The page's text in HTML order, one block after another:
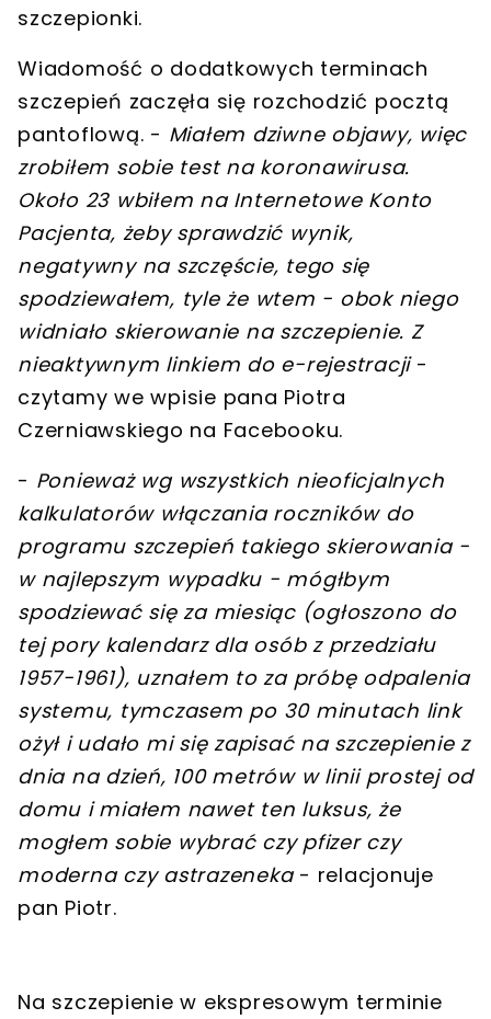
szczepionki.
Wiadomość o dodatkowych terminach
szczepień zaczęła się rozchodzić pocztą
pantoflową. - Miałem dziwne objawy, więc
zrobiłem sobie test na koronawirusa.
Około 23 wbiłem na Internetowe Konto
Pacjenta, żeby sprawdzić wynik,
negatywny na szczęście, tego się
spodziewałem, tyle że wtem - obok niego
widniało skierowanie na szczepienie. Z
nieaktywnym linkiem do e-rejestracji-
czytamy we wpisie pana Piotra
Czerniawskiego na Facebooku.
- Ponieważ wg wszystkich nieoficjalnych
kalkulatorów włączania roczników do
programu szczepień takiego skierowania -
w najlepszym wypadku - mógłbym
spodziewać się za miesiąc (ogłoszono do
tej pory kalendarz dla osób z przedziału
1957-1961), uznałem to za próbę odpalenia
systemu, tymczasem po 30 minutach link
ożył i udało mi się zapisać na szczepienie z
dnia na dzień, 100 metrów w linii prostej od
domu i miałem nawet ten luksus, że
mogłem sobie wybrać czy pfizer czy
moderna czy astrazeneka- relacjonuje
pan Piotr.
Na szczepieniew ekspresowym terminie